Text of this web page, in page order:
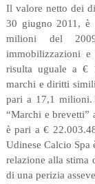
Il valore netto dei
30 giugno 2011,
milioni del
immobilizzazioni
risulta uguale a €
marchi e diritti
pari a 17,1
“Marchi e brevetti”
è pari a €
Udinese Calcio
relazione alla stima
di una perizia